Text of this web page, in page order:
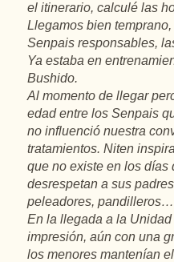
el itinerario, calculé las
Llegamos bien
Senpais responsables,
Ya estaba en
Bushido.
Al momento de llegar
edad entre los Senpais
no influenció nuestra
tratamientos. Niten
que no existe en los días
desrespetan a sus
peleadores, pandilleros…
En la llegada a la
impresión, aún con una
los menores mantenían